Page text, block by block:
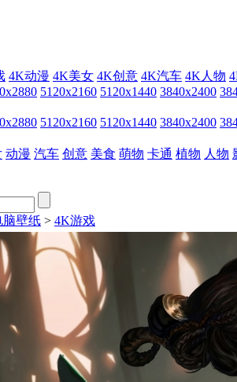
4K动漫 4K美女 4K创意 4K汽车 4K人物
5120x2160 5120x1440 3840x2400
5120x2160 5120x1440 3840x2400
动漫 汽车 创意 美食 萌物 卡通 植物 人物
脑壁纸 > 4K游戏